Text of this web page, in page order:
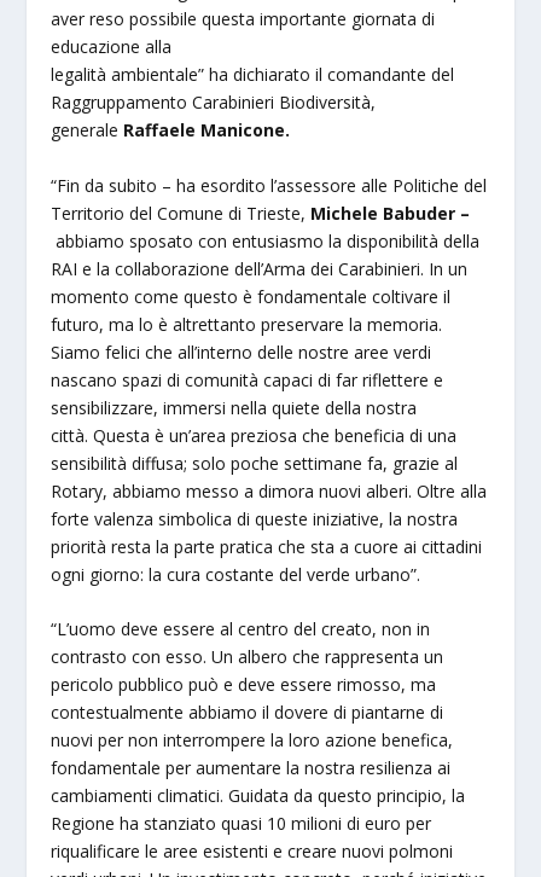
aver reso possibile questa importante giornata di
educazione alla
legalità ambientale” ha dichiarato il comandante del
Raggruppamento Carabinieri Biodiversità,
generale Raffaele Manicone.
“Fin da subito – ha esordito l’assessore alle Politiche del
Territorio del Comune di Trieste, Michele Babuder –
abbiamo sposato con entusiasmo la disponibilità della
RAI e la collaborazione dell’Arma dei Carabinieri. In un
momento come questo è fondamentale coltivare il
futuro, ma lo è altrettanto preservare la memoria.
Siamo felici che all’interno delle nostre aree verdi
nascano spazi di comunità capaci di far riflettere e
sensibilizzare, immersi nella quiete della nostra
città. Questa è un’area preziosa che beneficia di una
sensibilità diffusa; solo poche settimane fa, grazie al
Rotary, abbiamo messo a dimora nuovi alberi. Oltre alla
forte valenza simbolica di queste iniziative, la nostra
priorità resta la parte pratica che sta a cuore ai cittadini
ogni giorno: la cura costante del verde urbano”.
“L’uomo deve essere al centro del creato, non in
contrasto con esso. Un albero che rappresenta un
pericolo pubblico può e deve essere rimosso, ma
contestualmente abbiamo il dovere di piantarne di
nuovi per non interrompere la loro azione benefica,
fondamentale per aumentare la nostra resilienza ai
cambiamenti climatici. Guidata da questo principio, la
Regione ha stanziato quasi 10 milioni di euro per
riqualificare le aree esistenti e creare nuovi polmoni